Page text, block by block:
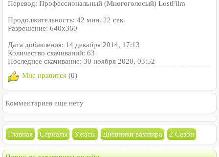
Перевод: Профессиональный (Многоголосый) LostFilm
Продолжительность: 42 мин. 22 сек.
Разрешение: 640x360
Дата добавления: 14 декабря 2014, 17:13
Количество скачиваний: 63
Последнее скачивание: 30 ноября 2020, 03:52
Мне нравится (0)
Комментариев еще нету
Главная Сериалы Ужасы Дневники вампира 2 Сезон